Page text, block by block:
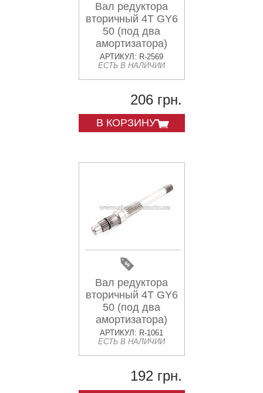
Вал редуктора
вторичный 4T GY6
50 (под два
амортизатора)
MANLE
АРТИКУЛ: R-2569
ЕСТЬ В НАЛИЧИИ
206 грн.
В КОРЗИНУ
Вал редуктора
вторичный 4T GY6
50 (под два
амортизатора)
SUNY
АРТИКУЛ: R-1061
ЕСТЬ В НАЛИЧИИ
192 грн.